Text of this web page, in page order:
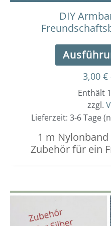
DIY
3,00 €
Enthält
zzgl.
Lieferzeit: 3-6 Tage
1 m
Zubehör für ein